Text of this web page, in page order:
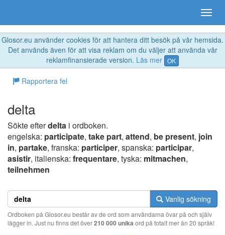
Glosor.eu använder cookies för att hantera ditt besök på vår hemsida.
Det används även för att visa reklam om du väljer att använda vår
reklamfinansierade version. Läs mer OK
Rapportera fel
delta
Sökte efterdelta i ordboken.
engelska: participate, take part, attend, be present, join
in, partake, franska: participer, spanska: participar,
asistir, italienska: frequentare, tyska: mitmachen,
teilnehmen
Vanlig sökning
Ordboken på Glosor.eu består av de ord som användarna övar på och själv
lägger in. Just nu finns det över210 000 unika ord på totalt mer än 20 språk!